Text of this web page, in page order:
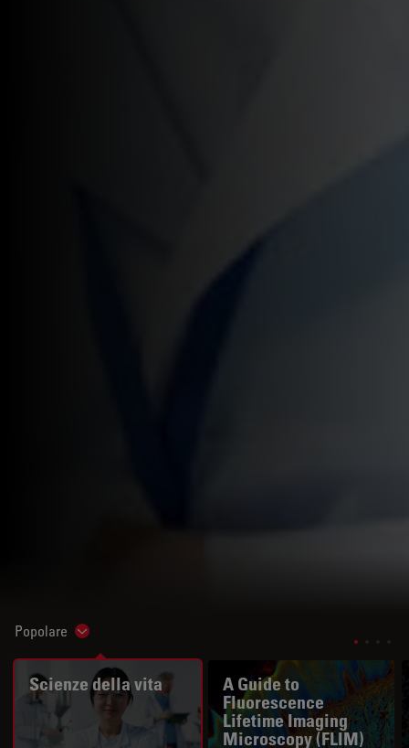
Popolare Show subnavigation
Scienze della vita
A Guide to
Fluorescence
Lifetime Imaging
Microscopy (FLIM)